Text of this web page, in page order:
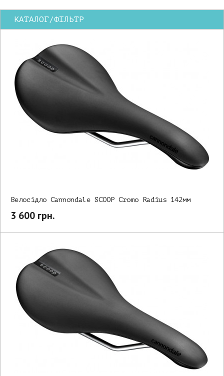
КАТАЛОГ/ФІЛЬТР
Велосідло Cannondale SCOOP Cromo Radius 142мм
3 600 грн.